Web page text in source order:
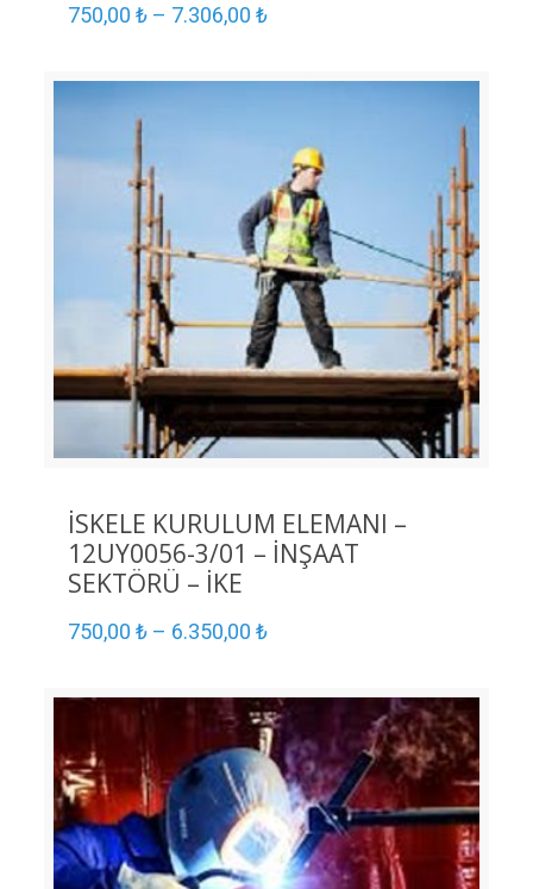
750,00 ₺– 7.306,00 ₺
İSKELE KURULUM ELEMANI –
12UY0056-3/01 – İNŞAAT
SEKTÖRÜ – İKE
750,00 ₺– 6.350,00 ₺